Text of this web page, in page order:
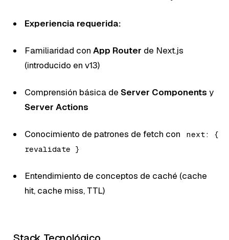
Experiencia requerida:
Familiaridad con App Router de Next.js
(introducido en v13)
Comprensión básica de Server Components y
Server Actions
Conocimiento de patrones de fetch con
next: {
revalidate }
Entendimiento de conceptos de caché (cache
hit, cache miss, TTL)